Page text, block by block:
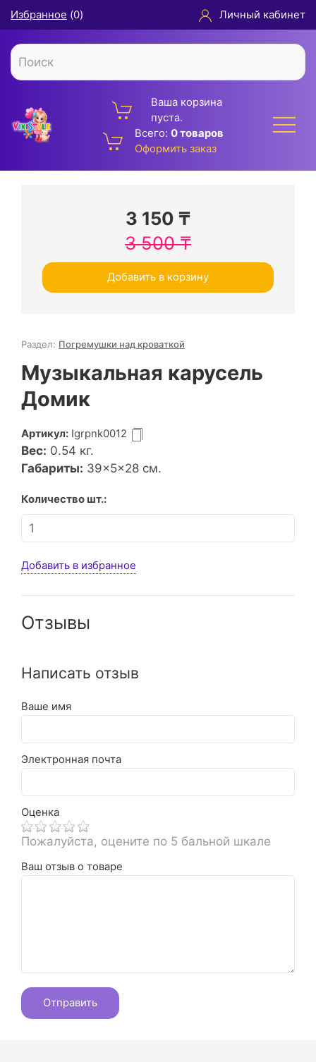
Избранное (0) Личный кабинет
Ваша корзина
пуста.
Всего: 0 товаров
Оформить заказ
3 150 ₸
3 500₸
Добавить в корзину
Раздел: Погремушки над кроваткой
Музыкальная карусель
Домик
Артикул: Igrpnk0012
Вес: 0.54 кг.
Габариты: 39×5×28 см.
Количество шт.:
Добавить в избранное
Отзывы
Написать отзыв
Ваше имя
Электронная почта
Оценка
Пожалуйста, оцените по 5 бальной шкале
Ваш отзыв о товаре